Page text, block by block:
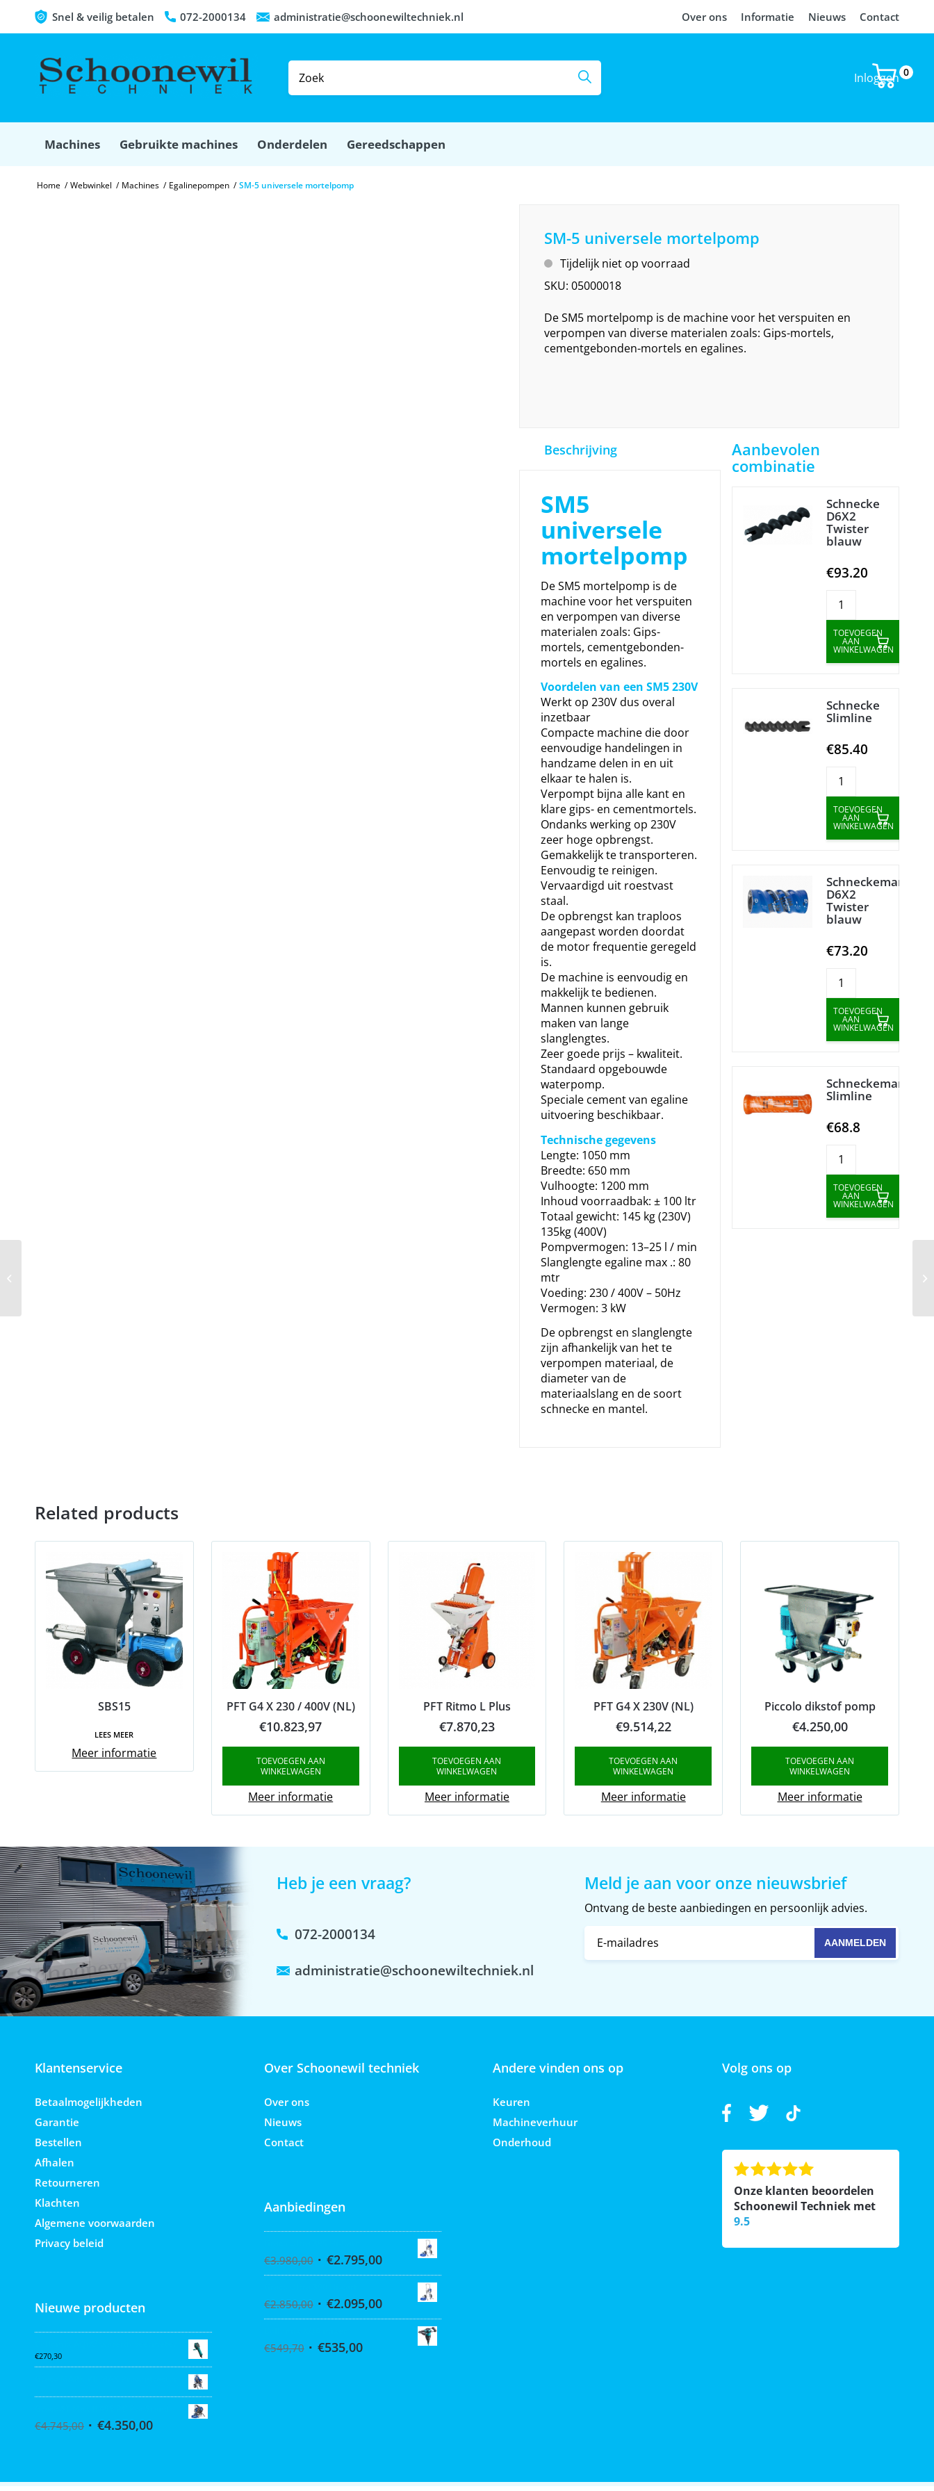
Over ons Informatie Nieuws Contact
Snel & veilig betalen 072-2000134 administratie@schoonewiltechniek.nl
0
Inloggen
Machines Gebruikte machines Onderdelen Gereedschappen
Home / Webwinkel / Machines / Egalinepompen / SM-5 universele mortelpomp
SM-5 universele mortelpomp
Tijdelijk niet op voorraad
SKU: 05000018
De SM5 mortelpomp is de machine voor het verspuiten en
verpompen van diverse materialen zoals: Gips-mortels,
cementgebonden-mortels en egalines.
Beschrijving
SM5
universele
mortelpomp
De SM5 mortelpomp is de
machine voor het verspuiten
en verpompen van diverse
materialen zoals: Gips-
mortels, cementgebonden-
mortels en egalines.
Voordelen van een SM5 230V
Werkt op 230V dus overal
inzetbaar
Compacte machine die door
eenvoudige handelingen in
handzame delen in en uit
elkaar te halen is.
Verpompt bijna alle kant en
klare gips- en cementmortels.
Ondanks werking op 230V
zeer hoge opbrengst.
Gemakkelijk te transporteren.
Eenvoudig te reinigen.
Vervaardigd uit roestvast
staal.
De opbrengst kan traploos
aangepast worden doordat
de motor frequentie geregeld
is.
De machine is eenvoudig en
makkelijk te bedienen.
Mannen kunnen gebruik
maken van lange
slanglengtes.
Zeer goede prijs – kwaliteit.
Standaard opgebouwde
waterpomp.
Speciale cement van egaline
uitvoering beschikbaar.
Technische gegevens
Lengte: 1050 mm
Breedte: 650 mm
Vulhoogte: 1200 mm
Inhoud voorraadbak: ± 100 ltr
Totaal gewicht: 145 kg (230V)
135kg (400V)
Pompvermogen: 13–25 l / min
Slanglengte egaline max .: 80
mtr
Voeding: 230 / 400V – 50Hz
Vermogen: 3 kW
De opbrengst en slanglengte
zijn afhankelijk van het te
verpompen materiaal, de
diameter van de
materiaalslang en de soort
schnecke en mantel.
Aanbevolen
combinatie
Schnecke
D6X2
Twister
blauw
€93.20
TOEVOEGEN
AAN
WINKELWAGEN
Schnecke
Slimline
€85.40
TOEVOEGEN
AAN
WINKELWAGEN
Schneckemantel
D6X2
Twister
blauw
€73.20
TOEVOEGEN
AAN
WINKELWAGEN
Schneckemantel
Slimline
€68.8
TOEVOEGEN
AAN
WINKELWAGEN
Related products
SBS15
LEES MEER
Meer informatie
PFT G4 X 230 / 400V (NL)
€10.823,97
TOEVOEGEN AAN
WINKELWAGEN
Meer informatie
PFT Ritmo L Plus
€7.870,23
TOEVOEGEN AAN
WINKELWAGEN
Meer informatie
PFT G4 X 230V (NL)
€9.514,22
TOEVOEGEN AAN
WINKELWAGEN
Meer informatie
Piccolo dikstof pomp
€4.250,00
TOEVOEGEN AAN
WINKELWAGEN
Meer informatie
Heb je een vraag?
072-2000134
administratie@schoonewiltechniek.nl
Meld je aan voor onze nieuwsbrief
Ontvang de beste aanbiedingen en persoonlijk advies.
Klantenservice
Betaalmogelijkheden
Garantie
Bestellen
Afhalen
Retourneren
Klachten
Algemene voorwaarden
Privacy beleid
Nieuwe producten
€270,30
€4.745,00 €4.350,00
Over Schoonewil techniek
Over ons
Nieuws
Contact
Aanbiedingen
€3.980,00 €2.795,00
€2.850,00 €2.095,00
€549,70 €535,00
Andere vinden ons op
Keuren
Machineverhuur
Onderhoud
Volg ons op
Onze klanten beoordelen
Schoonewil Techniek met
9.5